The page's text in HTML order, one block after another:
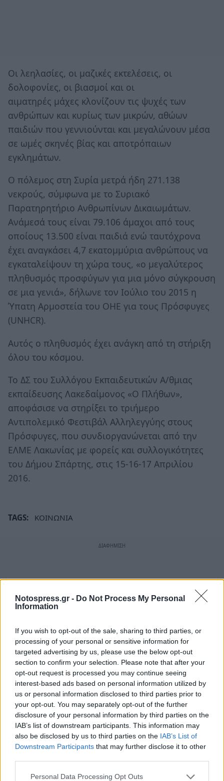
Notospress.gr - Do Not Process My Personal
Information
If you wish to opt-out of the sale, sharing to third parties, or
processing of your personal or sensitive information for
targeted advertising by us, please use the below opt-out
section to confirm your selection. Please note that after your
opt-out request is processed you may continue seeing
interest-based ads based on personal information utilized by
us or personal information disclosed to third parties prior to
your opt-out. You may separately opt-out of the further
disclosure of your personal information by third parties on the
IAB’s list of downstream participants. This information may
also be disclosed by us to third parties on the IAB’s List of
Downstream Participants that may further disclose it to other
Personal Data Processing Opt Outs
Οι λεηλασίες, οι μαζικές εκτελέσεις, οι
δολοφονίες, οι βιασμοί και οι
αιματηρές μάχες κλονίζουν τις ψυχές των
ανθρώπων και κυρίως των μικρών, αθώων
παιδιών που γεννιούνται και μεγαλώνουν μέσα
σε ωμές σκηνές βίας και αποτρόπαιων
εγκλημάτων.
Ο πόλεμος στη Συρία μετρά ήδη 271.138
νεκρούς, σύμφωνα με το Συριακό
Παρατηρητήριο Ανθρωπίνων Δικαιωμάτων.
Ανάμεσά τους είναι 79.106 άμαχοι από τους
οποίους 13.500 είναι παιδιά ενώ ταυτόχρονα
έχει αναγκάσει 4,7 εκατομμύρια ανθρώπους να
εγκαταλείψουν τη χώρα τους, «ο μεγαλύτερος
πληθυσμός προσφύγων για μια μόνο σύγκρουση
σε μια γενιά», δήλωνε τον Ιούλιο του 2015 η
Ύπατη Αρμοστεία του ΟΗΕ για τους Πρόσφυγες
(UNHCR).
Αυτός ο πληθυσμός έχει ανάγκη από τη στήριξη
όλου του κόσμου.
Το ΔΣ του Συλλόγου Εκπαιδευτικών Α/θμιας
εκπαίδευσης Λακεδαίμονος «Ο Πλήθων»,
αποφάσισε να στηρίξει το τριήμερο
Αντιπολεμικό Φεστιβάλ Αλληλεγγύης στους
Πρόσφυγες, που συνδιοργανώνεται από την
ΕΛΜΕ Λακωνίας με φορείς και συλλογικότητες
του Δήμου Σπάρτης, στις 15-16-17 Απριλίου
2016.
TAGS: ΚΟΙΝΩΝΙΑ